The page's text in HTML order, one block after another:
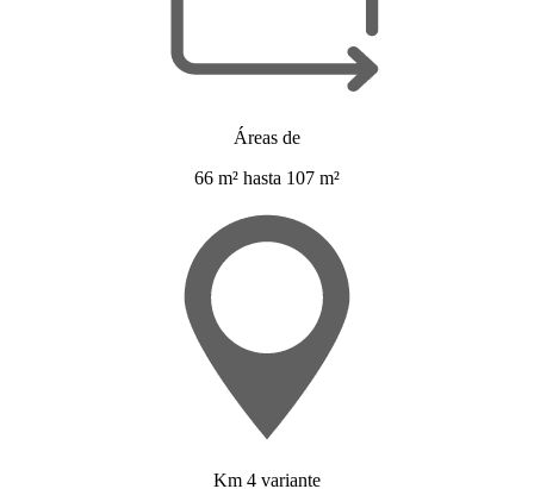
Áreas de
66 m² hasta 107 m²
Km 4 variante